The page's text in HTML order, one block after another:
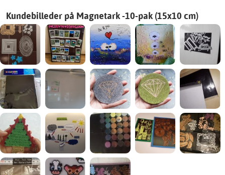
Kundebilleder på Magnetark -10-pak (15x10 cm)